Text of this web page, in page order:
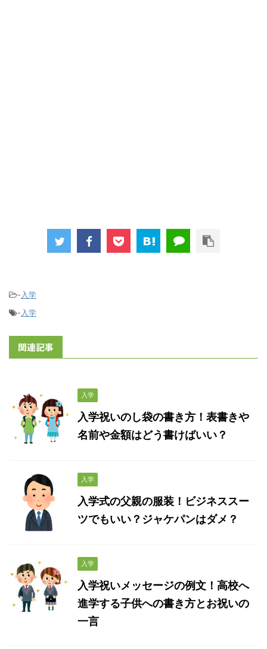
- 入学
- 入学
関連記事
入学
入学祝いのし袋の書き方！表書きや
名前や金額はどう書けばいい？
入学
入学式の父親の服装！ビジネススー
ツでもいい？ジャケパンはダメ？
入学
入学祝いメッセージの例文！高校へ
進学する子供への書き方とお祝いの
一言